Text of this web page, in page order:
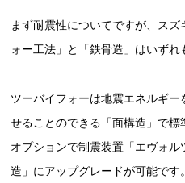
まず耐震性についてですが、ス
ォー工法」と「鉄骨造」はいずれ
ツーバイフォーは地震エネルギ
せることのできる「面構造」で
オプションで制震装置「エヴォ
造」にアップグレードが可能です。